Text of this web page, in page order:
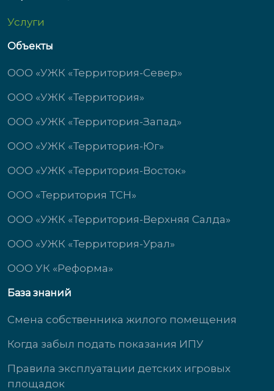
Услуги
Объекты
ООО «УЖК «Территория-Север»
ООО «УЖК «Территория»
ООО «УЖК «Территория-Запад»
ООО «УЖК «Территория-Юг»
ООО «УЖК «Территория-Восток»
ООО «Территория ТСН»
ООО «УЖК «Территория-Верхняя Салда»
ООО «УЖК «Территория-Урал»
ООО УК «Реформа»
База знаний
Смена собственника жилого помещения
Когда забыл подать показания ИПУ
Правила эксплуатации детских игровых
площадок